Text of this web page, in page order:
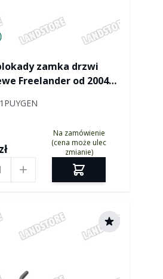
by Land rover
zamka drzwi
Freelander od 2004
Na zamówienie
(cena może ulec
zmianie)